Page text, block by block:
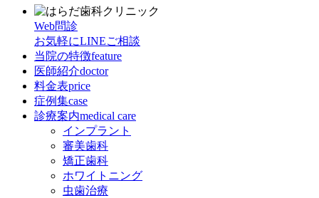
Web問診
お気軽にLINEご相談
当院の特徴feature
医師紹介doctor
料金表price
症例集case
診療案内medical care
インプラント
審美歯科
矯正歯科
ホワイトニング
虫歯治療